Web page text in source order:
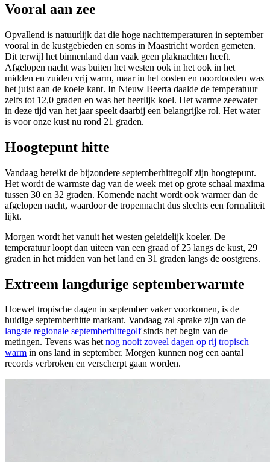
Vooral aan zee
Opvallend is natuurlijk dat die hoge nachttemperaturen in september
vooral in de kustgebieden en soms in Maastricht worden gemeten.
Dit terwijl het binnenland dan vaak geen plaknachten heeft.
Afgelopen nacht was buiten het westen ook in het ook in het
midden en zuiden vrij warm, maar in het oosten en noordoosten was
het juist aan de koele kant. In Nieuw Beerta daalde de temperatuur
zelfs tot 12,0 graden en was het heerlijk koel. Het warme zeewater
in deze tijd van het jaar speelt daarbij een belangrijke rol. Het water
is voor onze kust nu rond 21 graden.
Hoogtepunt hitte
Vandaag bereikt de bijzondere septemberhittegolf zijn hoogtepunt.
Het wordt de warmste dag van de week met op grote schaal maxima
tussen 30 en 32 graden. Komende nacht wordt ook warmer dan de
afgelopen nacht, waardoor de tropennacht dus slechts een formaliteit
lijkt.
Morgen wordt het vanuit het westen geleidelijk koeler. De
temperatuur loopt dan uiteen van een graad of 25 langs de kust, 29
graden in het midden van het land en 31 graden langs de oostgrens.
Extreem langdurige septemberwarmte
Hoewel tropische dagen in september vaker voorkomen, is de
huidige septemberhitte markant. Vandaag zal sprake zijn van de
langste regionale septemberhittegolfsinds het begin van de
metingen. Tevens was hetnog nooit zoveel dagen op rij tropisch
warm in ons land in september. Morgen kunnen nog een aantal
records verbroken en verscherpt gaan worden.